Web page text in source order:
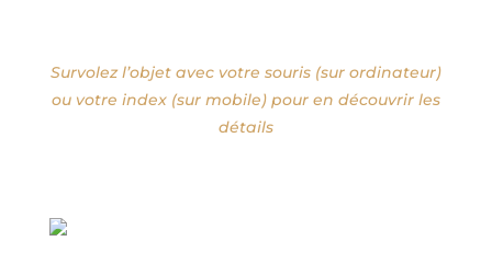
Survolez l’objet avec votre souris (sur ordinateur)
ou votre index (sur mobile) pour en découvrir les
détails